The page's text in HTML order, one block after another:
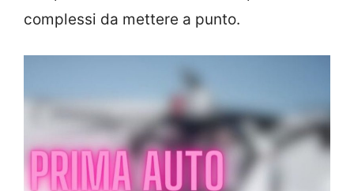
complessi da mettere a punto.